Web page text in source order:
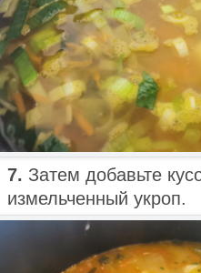
7. Затем добавьте
измельченный укроп.